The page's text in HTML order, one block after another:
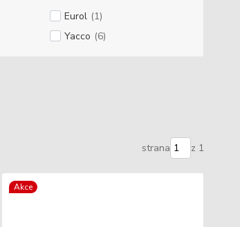
Eurol (1)
Yacco (6)
strana z 1
Akce